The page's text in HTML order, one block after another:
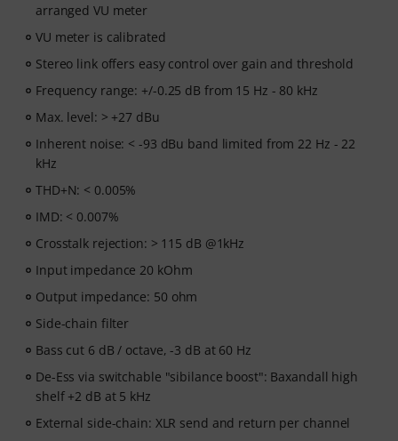
arranged VU meter
VU meter is calibrated
Stereo link offers easy control over gain and threshold
Frequency range: +/-0.25 dB from 15 Hz - 80 kHz
Max. level: > +27 dBu
Inherent noise: < -93 dBu band limited from 22 Hz - 22
kHz
THD+N: < 0.005%
IMD: < 0.007%
Crosstalk rejection: > 115 dB @1kHz
Input impedance 20 kOhm
Output impedance: 50 ohm
Side-chain filter
Bass cut 6 dB / octave, -3 dB at 60 Hz
De-Ess via switchable "sibilance boost": Baxandall high
shelf +2 dB at 5 kHz
External side-chain: XLR send and return per channel